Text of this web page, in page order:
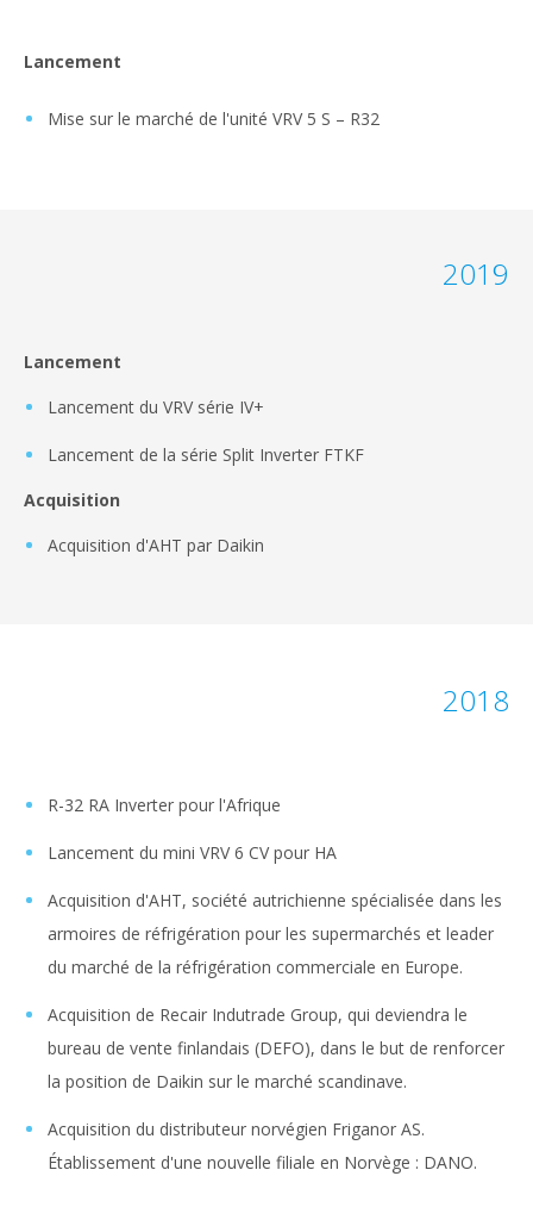
Lancement
Mise sur le marché de l'unité VRV 5 S – R32
2019
Lancement
Lancement du VRV série IV+
Lancement de la série Split Inverter FTKF
Acquisition
Acquisition d'AHT par Daikin
2018
R-32 RA Inverter pour l'Afrique
Lancement du mini VRV 6 CV pour HA
Acquisition d'AHT, société autrichienne spécialisée dans les
armoires de réfrigération pour les supermarchés et leader
du marché de la réfrigération commerciale en Europe.
Acquisition de Recair Indutrade Group, qui deviendra le
bureau de vente finlandais (DEFO), dans le but de renforcer
la position de Daikin sur le marché scandinave.
Acquisition du distributeur norvégien Friganor AS.
Établissement d'une nouvelle filiale en Norvège : DANO.